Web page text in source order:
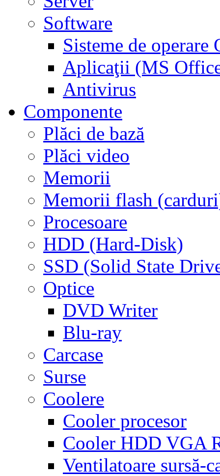
Software
Sisteme de operare
Aplicaţii (MS
Antivirus
Componente
Plăci de bază
Plăci video
Memorii
Memorii flash
Procesoare
HDD (Hard-Disk)
SSD (Solid State
Optice
DVD Writer
Blu-ray
Carcase
Surse
Coolere
Cooler procesor
Cooler HDD VGA
Ventilatoare sursă-